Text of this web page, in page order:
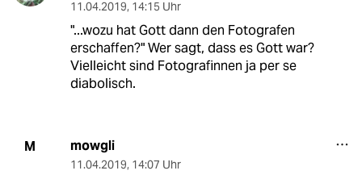
11.04.2019, 14:15 Uhr
"...wozu hat Gott dann den Fotografen
erschaffen?" Wer sagt, dass es Gott war?
Vielleicht sind Fotografinnen ja per se
diabolisch.
M mowgli
11.04.2019, 14:07 Uhr